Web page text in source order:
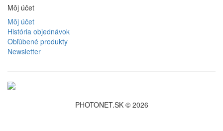
Môj účet
Môj účet
História objednávok
Obľúbené produkty
Newsletter
PHOTONET.SK © 2026